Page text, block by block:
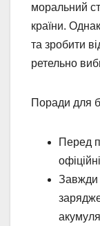
моральний
країни.
та зробити
ретельно
Поради для
Перед
Завжди